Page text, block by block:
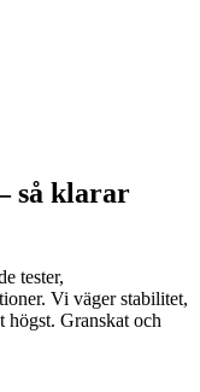
så klarar
tester,
Vi väger stabilitet,
Granskat och